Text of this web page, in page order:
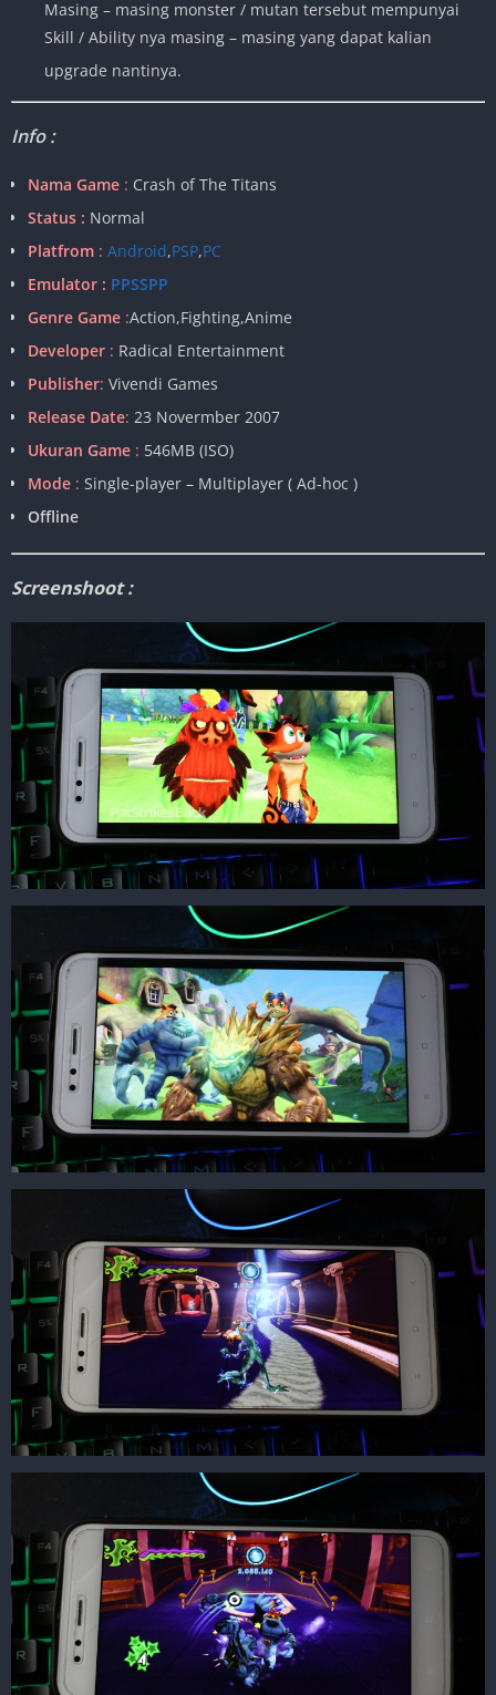
Masing – masing monster / mutan tersebut mempunyai
Skill / Ability nya masing – masing yang dapat kalian
upgrade nantinya.
Info :
Nama Game : Crash of The Titans
Status : Normal
Platfrom : Android,PSP,PC
Emulator : PPSSPP
Genre Game :Action,Fighting,Anime
Developer : Radical Entertainment
Publisher: Vivendi Games
Release Date: 23 Novermber 2007
Ukuran Game : 546MB (ISO)
Mode : Single-player – Multiplayer ( Ad-hoc )
Offline
Screenshoot :